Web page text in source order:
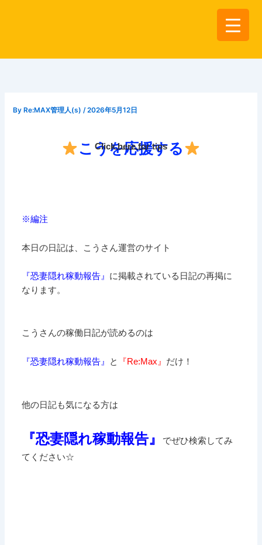
By Re:MAX管理人(s)/2026年5月12日
こうを応援する
Click here for tips
※編注
本日の日記は、こうさん運営のサイト
『恐妻隠れ稼動報告』 に掲載されている日記の再掲に
なります。
こうさんの稼働日記が読めるのは
『恐妻隠れ稼動報告』 と 『Re:Max』 だけ！
他の日記も気になる方は
『恐妻隠れ稼動報告』
でぜひ検索してみ
てください☆